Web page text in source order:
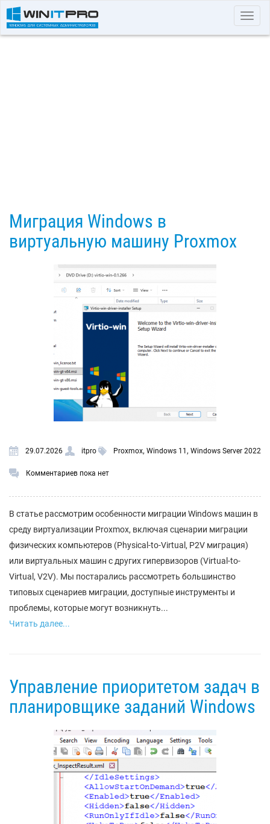
Миграция Windows в
виртуальную машину Proxmox
29.07.2026 itpro Proxmox, Windows 11 , Windows Server 2022
Комментариев пока нет
В статье рассмотрим особенности миграции Windows машин в
среду виртуализации Proxmox, включая сценарии миграции
физических компьютеров (Physical-to-Virtual, P2V миграция)
или виртуальных машин с других гипервизоров (Virtual-to-
Virtual, V2V). Мы постарались рассмотреть большинство
типовых сценариев миграции, доступные инструменты и
проблемы, которые могут возникнуть...
Читать далее...
Управление приоритетом задач в
планировщике заданий Windows